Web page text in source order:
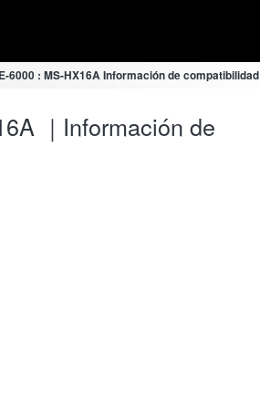
6000 : MS-HX16A Información de compatibilidad
｜Información de